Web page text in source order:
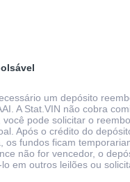
um depósito
A Stat.VIN não cobra
pode solicitar o
Após o crédito do
os fundos ficam
não for vencedor, o
em outros leilões ou